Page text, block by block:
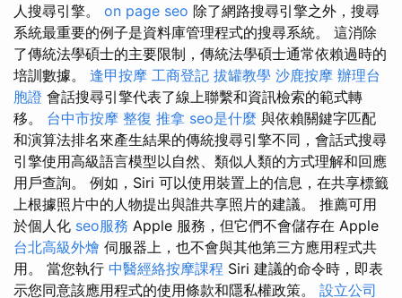
人搜尋引擎。 on page seo 除了網路搜尋引擎之外，搜尋
系統最重要的例子是資料庫管理程式的搜尋系統。 這消除
了傳統法學碩士的主要限制，傳統法學碩士通常依賴過時的
培訓數據。 逢甲按摩 工商登記 拔罐教學 沙鹿按摩 辦理台
胞證 會話搜尋引擎代表了線上聯繫和資訊檢索的範式轉
移。 台中市按摩 整復 推拿 seo是什麼 與依賴關鍵字匹配
和演算法排名來產生結果的傳統搜尋引擎不同，會話式搜尋
引擎使用高級語言模型以自然、類似人類的方式理解和回應
用戶查詢。 例如，Siri 可以使用裝置上的信息，在共享標籤
上根據照片中的人物提出與誰共享照片的建議。 推薦可用
於個人化 seo服務 Apple 服務，但它們不會儲存在 Apple
台北高級外燴 伺服器上，也不會與其他第三方應用程式共
用。 當您執行 中醫經絡按摩課程 Siri 建議的命令時，即表
示您同意該應用程式的使用條款和隱私權政策。 設立公司